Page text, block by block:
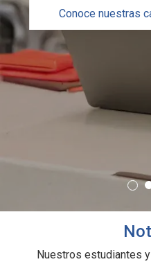
Conoce nuestras
Nuestros estudiantes